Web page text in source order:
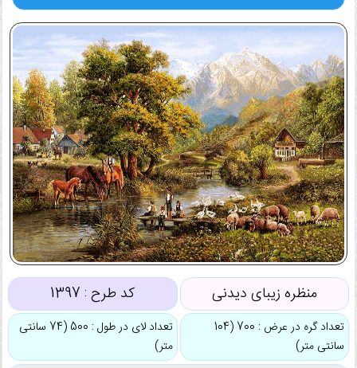
منظره زیبای دیدنی کد طرح : 1397
تعداد گره در عرض : 700 (104
سانتی متر)
تعداد لای در طول : 500 (74 سانتی
متر)